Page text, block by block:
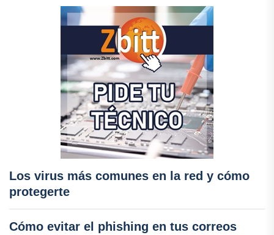
Los virus más comunes en la red y cómo
protegerte
Cómo evitar el phishing en tus correos